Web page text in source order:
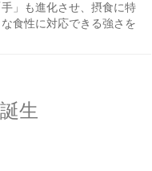
」も進化させ、摂食に特
食性に対応できる強さを
生